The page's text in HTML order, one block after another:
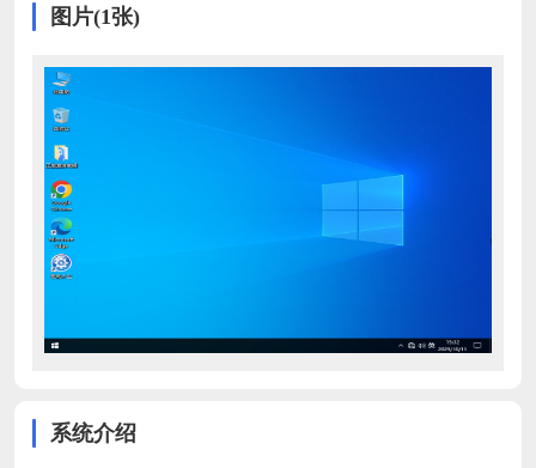
图片(1张)
系统介绍